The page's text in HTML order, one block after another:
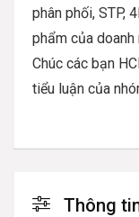
phân phối, STP,
phẩm của doanh
Chúc các bạn
tiểu luận của
Thông